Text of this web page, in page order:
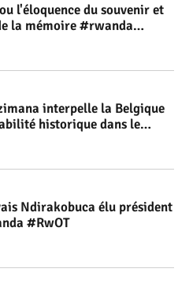
l'éloquence du souvenir et
la mémoire #rwanda
interpelle la Belgique
historique dans le
#RwOT
Ndirakobuca élu président
#RwOT